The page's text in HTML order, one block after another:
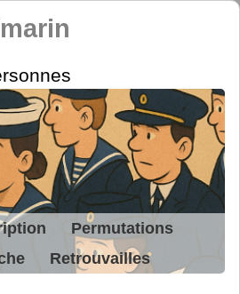
Permutations
Retrouvailles